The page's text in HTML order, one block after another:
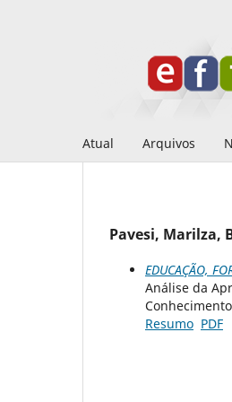
Atual Arquivos
Pavesi, Marilza,
EDUCAÇÃO,
Análise da
Conhecimento
Resumo PDF